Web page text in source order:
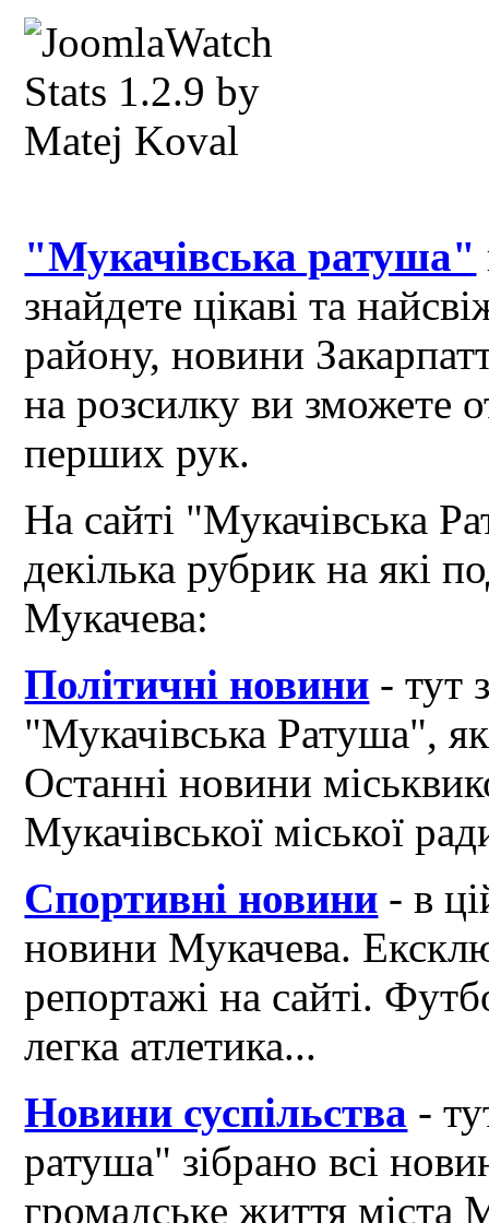
"Мукачівська ратуша"
знайдете цікаві та
району, новини
на розсилку ви зможете
перших рук.
На сайті "Мукачівська
декілька рубрик на які
Мукачева:
Політичні новини - тут
"Мукачівська Ратуша",
Останні новини
Мукачівської міської
Спортивні новини - в
новини Мукачева.
репортажі на сайті.
легка атлетика...
Новини суспільства -
ратуша" зібрано всі
громадське життя міста